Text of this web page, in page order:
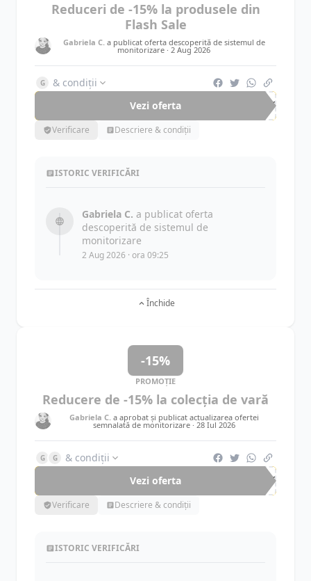
Reduceri de -15% la produsele din
Flash Sale
Gabriela C.a publicat oferta descoperită de sistemul de
monitorizare · 2 Aug 2026
G
& condiții
Vezi oferta
-15%
Verificare Descriere & condiții
ISTORIC VERIFICĂRI
Gabriela C. a publicat oferta
descoperită de sistemul de
monitorizare
2 Aug 2026 · ora 09:25
Închide
-15%
PROMOȚIE
Reducere de -15% la colecția de vară
Gabriela C.a aprobat și publicat actualizarea ofertei
semnalată de monitorizare · 28 Iul 2026
G G
& condiții
Vezi oferta
-15%
Verificare Descriere & condiții
ISTORIC VERIFICĂRI